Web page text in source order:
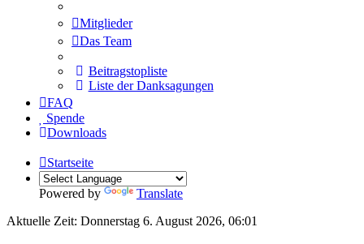
Mitglieder
Das Team
Beitragstopliste
Liste der Danksagungen
FAQ
Spende
Downloads
Startseite
Powered by
Translate
Aktuelle Zeit: Donnerstag 6. August 2026, 06:01